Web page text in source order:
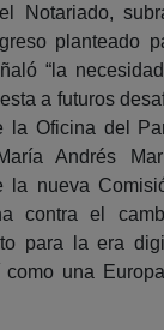
Notariado,
planteado
“la
a futuros
la Oficina del
Andrés
la nueva
contra el
para la era
una